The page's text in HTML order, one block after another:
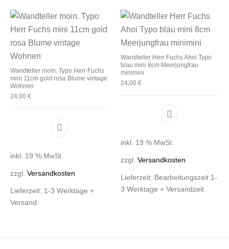
Wandteller moin. Typo Herr Fuchs
mini 11cm gold rosa Blume vintage
Wohnen
24,00€
inkl. 19 % MwSt.
zzgl.Versandkosten
Lieferzeit: 1-3 Werktage +
Versand
Wandteller Herr Fuchs Ahoi Typo
blau mini 8cm Meerjungfrau
minimini
24,00 €
inkl. 19 % MwSt.
zzgl. Versandkosten
Lieferzeit: Bearbeitungszeit 1-
3 Werktage + Versandzeit